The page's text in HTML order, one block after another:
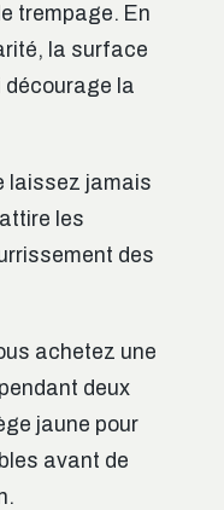
trempage. En
la surface
décourage la
laissez jamais
les
des
achetez une
deux
jaune pour
avant de